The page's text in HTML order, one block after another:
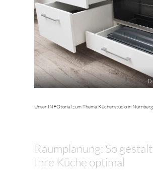
Unser INFOtorial zum Thema Küchenstudio in Nürnberg
Raumplanung: So
Ihre Küche optimal